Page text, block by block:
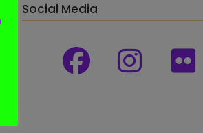
Social Media